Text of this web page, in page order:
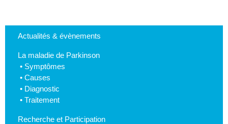
Actualités & évènements
La maladie de Parkinson
• Symptômes
• Causes
• Diagnostic
• Traitement
Recherche et Participation